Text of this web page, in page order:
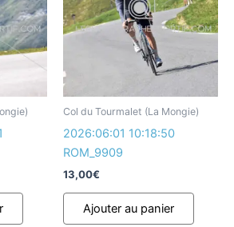
Col du Tourmalet (La Mongie)
2026:06:01 10:18:50
ROM_9909
13,00€
Ajouter au panier